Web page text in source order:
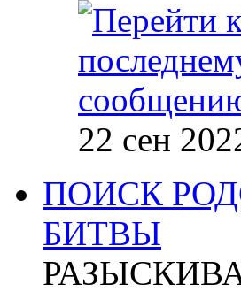
22 сен
ПОИСК
БИТВЫ